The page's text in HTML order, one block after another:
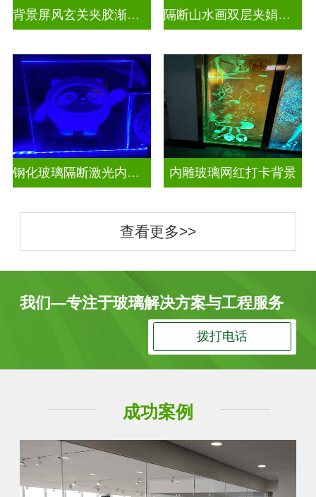
背景屏风玄关夹胶渐变玻璃 隔断山水画双层夹娟玻璃
钢化玻璃隔断激光内雕发光玻璃背景墙 内雕玻璃网红打卡背景
查看更多>>
我们—专注于玻璃解决方案与工程服务
拨打电话
成功案例